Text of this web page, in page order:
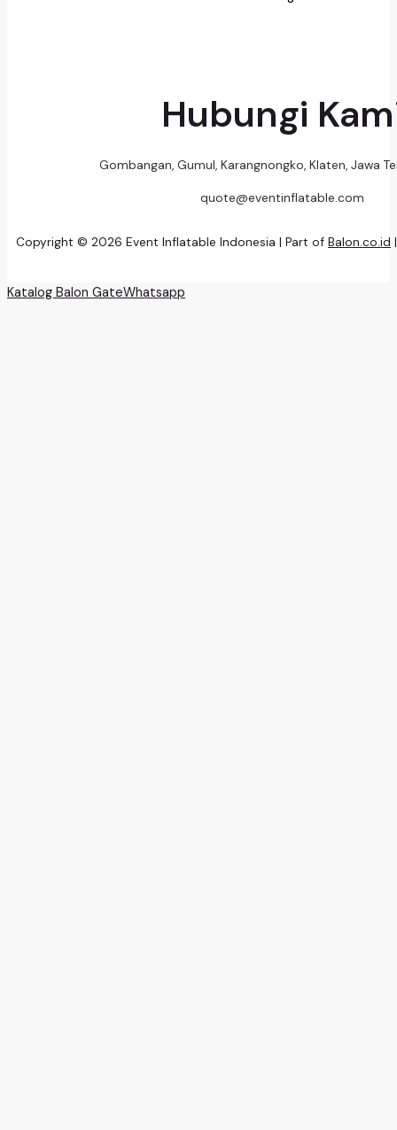
Hubungi
Gombangan, Gumul, Karangnongko, Klaten, Jawa
quote@eventinflatable.com
Copyright © 2026 Event Inflatable Indonesia | Part of Balon.co.id
Katalog Balon GateWhatsapp